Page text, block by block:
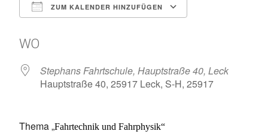
ZUM KALENDER HINZUFÜGEN
WO
Stephans Fahrtschule, Hauptstraße 40, Leck
Hauptstraße 40, 25917 Leck, S-H, 25917
Thema „Fahrtechnik und Fahrphysik“